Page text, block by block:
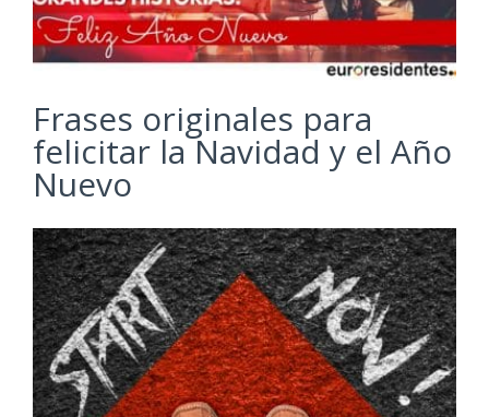
Frases originales para
felicitar la Navidad y el Año
Nuevo